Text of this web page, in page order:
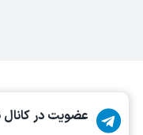
عضویت در کانال